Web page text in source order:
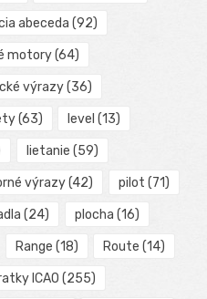
abeceda (92)
motory(64)
výrazy(36)
(63) level (13)
lietanie (59)
výrazy(42) pilot (71)
(24) plocha (16)
Range (18) Route (14)
ICAO (255)